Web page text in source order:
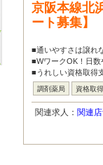
京阪本線北
ート募集】
■通いやすさは譲れ
■WワークOK！日数
■うれしい資格取得
調剤薬局 資格取
関連求人： 関連